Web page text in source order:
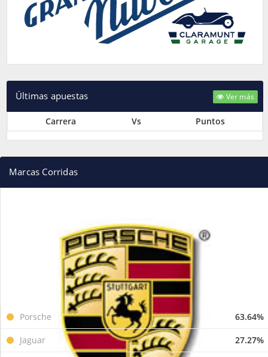
Últimas apuestas Ver más
Carrera Vs Puntos
Marcas Corridas
Porsche 63.64%
Jaguar 27.27%